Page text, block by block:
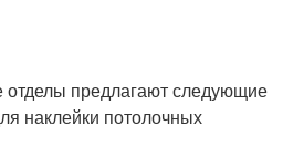
предлагают следующие
наклейки потолочных